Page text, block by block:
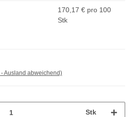
170,17 € pro 100
Stk
- Ausland abweichend)
Stk